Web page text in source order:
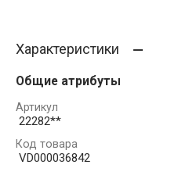
Характеристики
Общие атрибуты
Артикул
22282**
Код товара
VD000036842